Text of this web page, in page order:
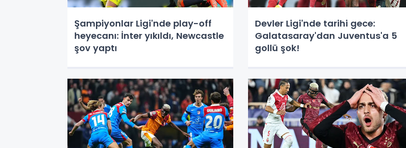
Şampiyonlar Ligi'nde play-off
heyecanı: İnter yıkıldı, Newcastle
şov yaptı
Devler Ligi'nde tarihi gece:
Galatasaray'dan Juventus'a 5
gollü şok!